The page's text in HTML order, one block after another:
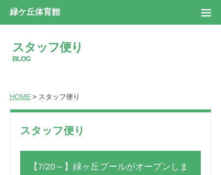
緑ケ丘体育館
スタッフ便り
BLOG
HOME > スタッフ便り
スタッフ便り
【7/20～】緑ヶ丘プールがオープンしま